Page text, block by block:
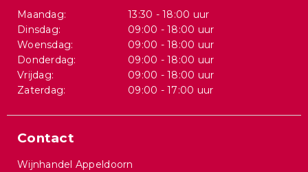
Maandag:
13:30 - 18:00 uur
Dinsdag:
09:00 - 18:00 uur
Woensdag:
09:00 - 18:00 uur
Donderdag:
09:00 - 18:00 uur
Vrijdag:
09:00 - 18:00 uur
Zaterdag:
09:00 - 17:00 uur
Contact
Wijnhandel Appeldoorn